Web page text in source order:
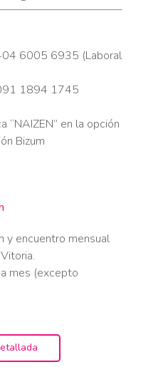
6005 6935 (Laboral
1894 1745
“NAIZEN” en la opción
Bizum
y encuentro mensual
mes (excepto